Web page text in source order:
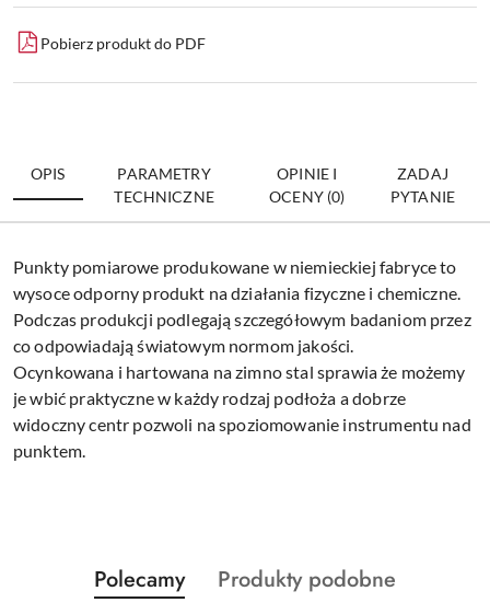
Pobierz produkt do PDF
OPIS
PARAMETRY
TECHNICZNE
OPINIE I
OCENY (0)
ZADAJ
PYTANIE
Punkty pomiarowe produkowane w niemieckiej fabryce to
wysoce odporny produkt na działania fizyczne i chemiczne.
Podczas produkcji podlegają szczegółowym badaniom przez
co odpowiadają światowym normom jakości.
Ocynkowana i hartowana na zimno stal sprawia że możemy
je wbić praktyczne w każdy rodzaj podłoża a dobrze
widoczny centr pozwoli na spoziomowanie instrumentu nad
punktem.
Pomiń karuzelę produktów
Produkty
o
Polecamy
Produkty
Produkty podobne